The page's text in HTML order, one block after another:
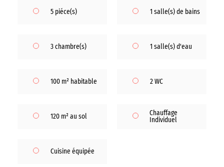
5 piéce(s)
3 chambre(s)
100 m² habitable
120 m² au sol
1 salle(s) de bains
1 salle(s) d'eau
2 WC
Chauffage
Individuel
Cuisine équipée